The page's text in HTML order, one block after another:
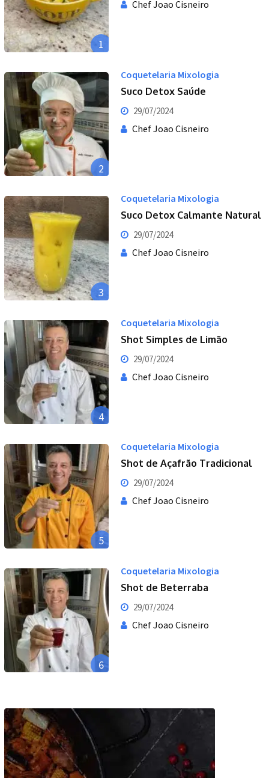
1
Chef Joao Cisneiro
2
Coquetelaria Mixologia
Suco Detox Saúde
29/07/2024
Chef Joao Cisneiro
3
Coquetelaria Mixologia
Suco Detox Calmante Natural
29/07/2024
Chef Joao Cisneiro
4
Coquetelaria Mixologia
Shot Simples de Limão
29/07/2024
Chef Joao Cisneiro
5
Coquetelaria Mixologia
Shot de Açafrão Tradicional
29/07/2024
Chef Joao Cisneiro
6
Coquetelaria Mixologia
Shot de Beterraba
29/07/2024
Chef Joao Cisneiro